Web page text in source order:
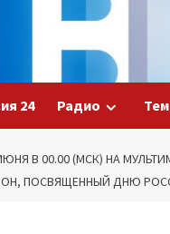
24 Радио
В 00.00 (МСК) НА
ПОСВЯЩЕННЫЙ ДНЮ